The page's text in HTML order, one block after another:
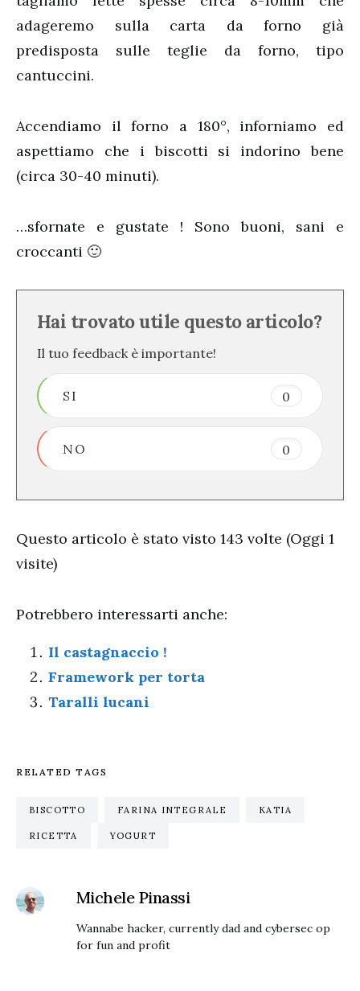
adageremo sulla carta da forno già
predisposta sulle teglie da forno, tipo
cantuccini.
Accendiamo il forno a 180°, inforniamo ed
aspettiamo che i biscotti si indorino bene
(circa 30-40 minuti).
…sfornate e gustate ! Sono buoni, sani e
croccanti 🙂
Hai trovato utile questo articolo?
Il tuo feedback è importante!
SI 0
NO 0
Questo articolo è stato visto 143 volte (Oggi 1
visite)
Potrebbero interessarti anche:
Il castagnaccio !
Framework per torta
Taralli lucani
RELATED TAGS
BISCOTTO FARINA INTEGRALE KATIA
RICETTA YOGURT
Michele Pinassi
Wannabe hacker, currently dad and cybersec op
for fun and profit